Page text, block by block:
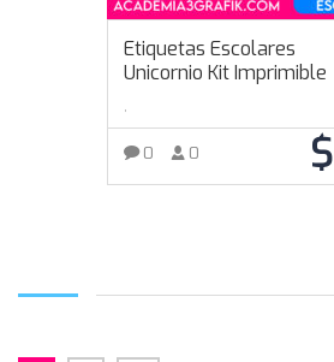
Etiquetas Escolares
Unicornio Kit Imprimible
,
0 0 $